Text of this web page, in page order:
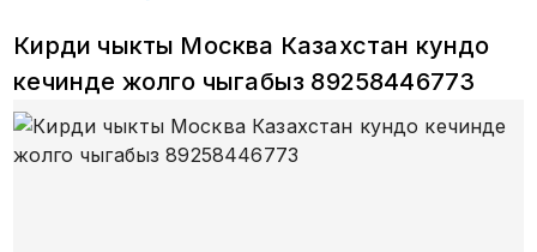
Кирди чыкты Москва Казахстан кундо
кечинде жолго чыгабыз 89258446773